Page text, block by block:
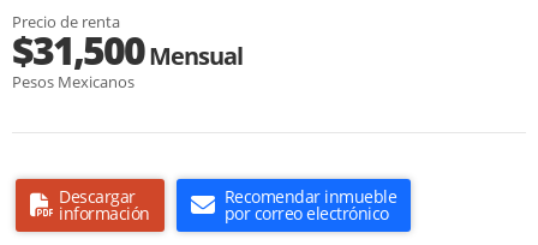
Precio de renta
$31,500Mensual
Pesos Mexicanos
Descargar
información
Recomendar inmueble
por correo electrónico